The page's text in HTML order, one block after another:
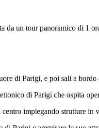
da un tour panoramico di 1
di Parigi, e poi sali a
di Parigi che ospita
impiegando strutture in